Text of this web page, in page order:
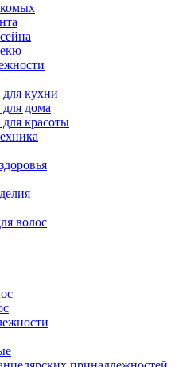
кухни
дома
красоты
волос